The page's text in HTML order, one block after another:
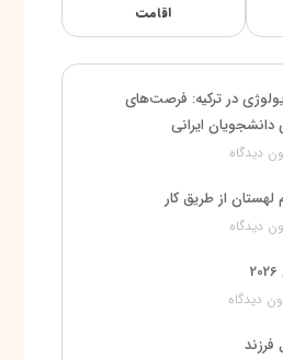
اقامت
در ترکیه: فرصت‌های
ایرانی
دیدگاه
از طریق کار
دیدگاه
دیدگاه
فرزند